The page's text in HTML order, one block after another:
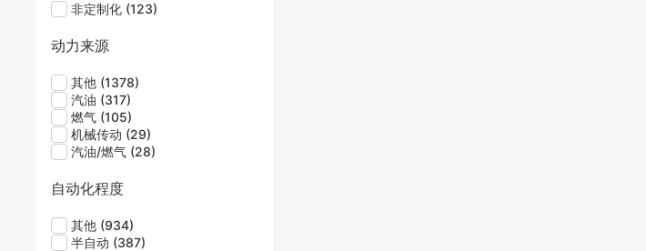
非定制化 (123)
动力来源
其他 (1378)
汽油 (317)
燃气 (105)
机械传动 (29)
汽油/燃气 (28)
自动化程度
其他 (934)
半自动 (387)